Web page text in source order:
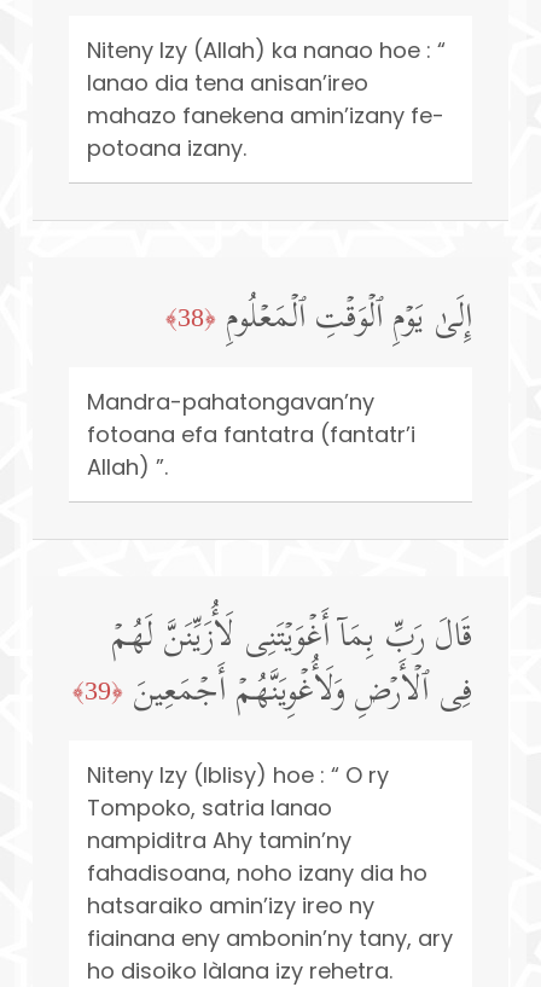
Niteny Izy (Allah) ka nanao hoe : “
Ianao dia tena anisan’ireo
mahazo fanekena amin’izany fe-
potoana izany.
إِلَىٰ یَوۡمِ ٱلۡوَقۡتِ ٱلۡمَعۡلُومِ ﴿38﴾
Mandra-pahatongavan’ny
fotoana efa fantatra (fantatr’i
Allah) ”.
قَالَ رَبِّ بِمَاۤ أَغۡوَیۡتَنِی لَأُزَیِّنَنَّ لَهُمۡ
فِی ٱلۡأَرۡضِ وَلَأُغۡوِیَنَّهُمۡ أَجۡمَعِینَ ﴿39﴾
Niteny Izy (Iblisy) hoe : “ O ry
Tompoko, satria Ianao
nampiditra Ahy tamin’ny
fahadisoana, noho izany dia ho
hatsaraiko amin’izy ireo ny
fiainana eny ambonin’ny tany, ary
ho disoiko làlana izy rehetra.